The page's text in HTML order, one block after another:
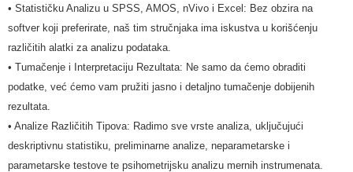
• Statističku Analizu u SPSS, AMOS, nVivo i Excel: Bez obzira na
softver koji preferirate, naš tim stručnjaka ima iskustva u korišćenju
različitih alatki za analizu podataka.
• Tumačenje i Interpretaciju Rezultata: Ne samo da ćemo obraditi
podatke, već ćemo vam pružiti jasno i detaljno tumačenje dobijenih
rezultata.
• Analize Različitih Tipova: Radimo sve vrste analiza, uključujući
deskriptivnu statistiku, preliminarne analize, neparametarske i
parametarske testove te psihometrijsku analizu mernih instrumenata.